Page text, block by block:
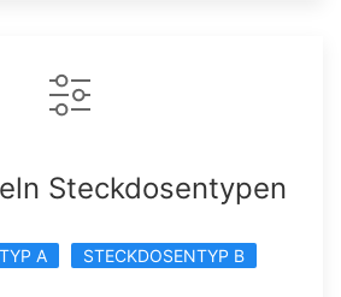
Steckdosentypen
A STECKDOSENTYP B